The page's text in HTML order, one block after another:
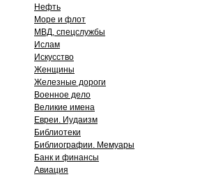
Нефть
Море и флот
МВД, спецслужбы
Ислам
Искусство
Женщины
Железные дороги
Военное дело
Великие имена
Евреи. Иудаизм
Библиотеки
Библиографии. Мемуары
Банк и финансы
Авиация